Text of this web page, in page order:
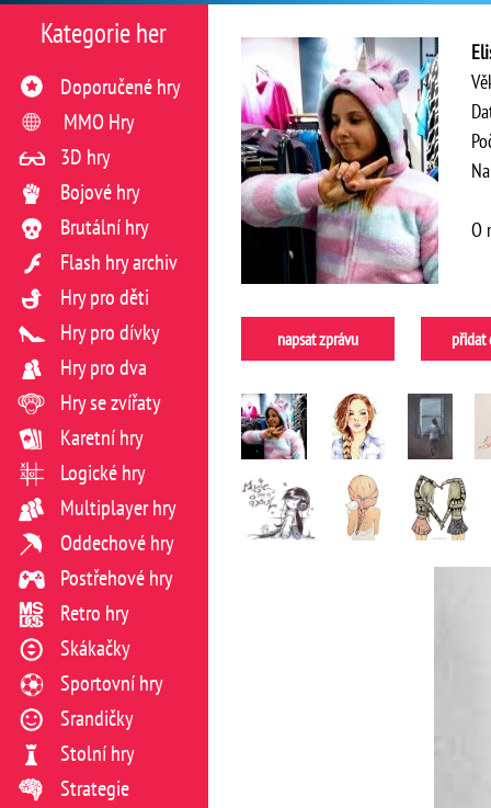
O
napsat zprávu přidat
Kategorie her
Doporučené hry
MMO Hry
3D hry
Bojové hry
Brutální hry
Flash hry archiv
Hry pro děti
Hry pro dívky
Hry pro dva
Hry se zvířaty
Karetní hry
Logické hry
Multiplayer hry
Oddechové hry
Postřehové hry
Retro hry
Skákačky
Sportovní hry
Srandičky
Stolní hry
Strategie